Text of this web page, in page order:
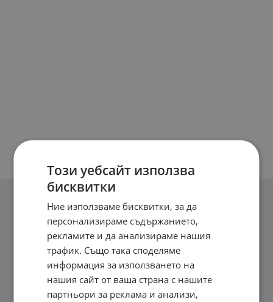
Този уебсайт използва
бисквитки
Ние използваме бисквитки, за да
персонализираме съдържанието,
рекламите и да анализираме нашия
трафик. Също така споделяме
информация за използването на
нашия сайт от ваша страна с нашите
партньори за реклама и анализи,